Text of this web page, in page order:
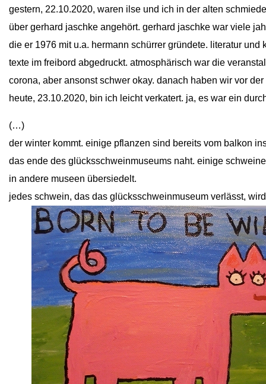
gestern, 22.10.2020, waren ilse und ich in der alten
über gerhard jaschke angehört. gerhard jaschke war viele
die er 1976 mit u.a. hermann schürrer gründete. literatur
texte im freibord abgedruckt. atmosphärisch war die
corona, aber ansonst schwer okay. danach haben wir vor
heute, 23.10.2020, bin ich leicht verkatert. ja, es war ein
(…)
der winter kommt. einige pflanzen sind bereits vom balkon
das ende des glücksschweinmuseums naht. einige
in andere museen übersiedelt.
jedes schwein, das das glücksschweinmuseum verlässt,